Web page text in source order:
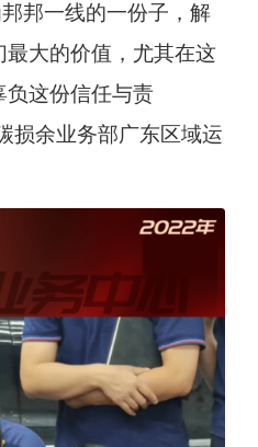
邦邦一线的一份子，解
大的价值，尤其在这
负这份信任与责
余业务部广东区域运